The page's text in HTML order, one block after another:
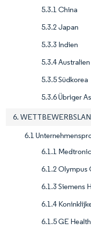
5.3.1 China
5.3.2 Japan
5.3.3 Indien
5.3.4 Australien
5.3.5 Südkorea
5.3.6 Übriger
6.
6.1
6.1.1
6.1.2 Olympus
6.1.3 Siemens
6.1.4
6.1.5 GE